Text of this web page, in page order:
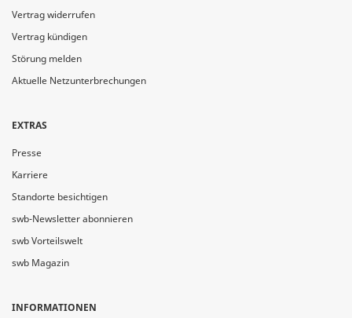
Vertrag widerrufen
Vertrag kündigen
Störung melden
Aktuelle Netzunterbrechungen
EXTRAS
Presse
Karriere
Standorte besichtigen
swb-Newsletter abonnieren
swb Vorteilswelt
swb Magazin
INFORMATIONEN